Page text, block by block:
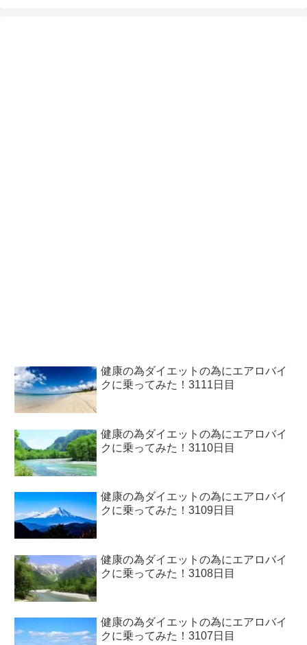
健康の為ダイエットの為にエアロバイ
クに乗ってみた！3111日目
健康の為ダイエットの為にエアロバイ
クに乗ってみた！3110日目
健康の為ダイエットの為にエアロバイ
クに乗ってみた！3109日目
健康の為ダイエットの為にエアロバイ
クに乗ってみた！3108日目
健康の為ダイエットの為にエアロバイ
クに乗ってみた！3107日目